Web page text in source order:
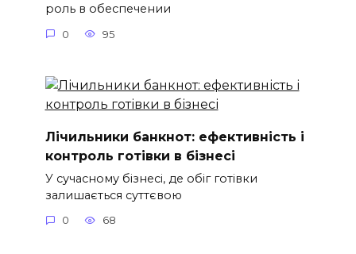
роль в обеспечении
0 95
Лічильники банкнот: ефективність і
контроль готівки в бізнесі
У сучасному бізнесі, де обіг готівки
залишається суттєвою
0 68